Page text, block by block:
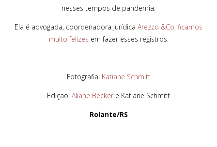
nesses tempos de pandemia.
Ela é advogada, coordenadora Jurídica Arezzo &Co, ficamos
muito felizes em fazer esses registros.
Fotografia: Katiane Schmitt
Ediçao: Aliane Becker e Katiane Schmitt
Rolante/RS